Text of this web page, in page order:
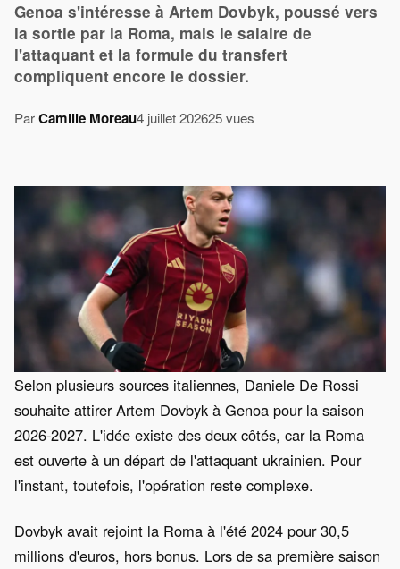
Genoa s'intéresse à Artem Dovbyk, poussé vers
la sortie par la Roma, mais le salaire de
l'attaquant et la formule du transfert
compliquent encore le dossier.
ParCamille Moreau4 juillet 202625 vues
Selon plusieurs sources italiennes, Daniele De Rossi
souhaite attirer Artem Dovbyk à Genoa pour la saison
2026-2027. L'idée existe des deux côtés, car la Roma
est ouverte à un départ de l'attaquant ukrainien. Pour
l'instant, toutefois, l'opération reste complexe.
Dovbyk avait rejoint la Roma à l'été 2024 pour 30,5
millions d'euros, hors bonus. Lors de sa première saison